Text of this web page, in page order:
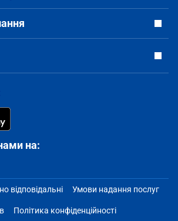
на:
відповідальні Умови надання послуг
Політика конфіденційності